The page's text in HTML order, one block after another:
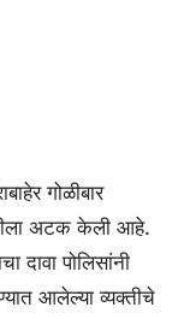
गोळीबार
अटक केली आहे.
दावा पोलिसांनी
आलेल्या व्यक्तीचे